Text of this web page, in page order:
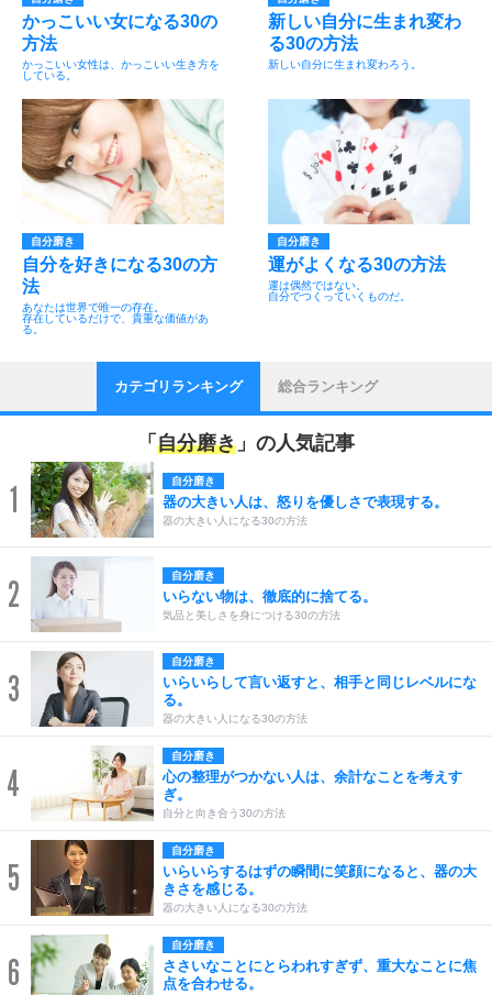
かっこいい女になる30の
方法
かっこいい女性は、かっこいい生き方を
している。
新しい自分に生まれ変わ
る30の方法
新しい自分に生まれ変わろう。
自分磨き
自分を好きになる30の方
法
あなたは世界で唯一の存在。
存在しているだけで、貴重な価値があ
る。
自分磨き
運がよくなる30の方法
運は偶然ではない。
自分でつくっていくものだ。
カテゴリランキング 総合ランキング
「 自分磨き 」の人気記事
1 自分磨き
器の大きい人は、怒りを優しさで表現する。
器の大きい人になる30の方法
2 自分磨き
いらない物は、徹底的に捨てる。
気品と美しさを身につける30の方法
3
自分磨き
いらいらして言い返すと、相手と同じレベルにな
る。
器の大きい人になる30の方法
4
自分磨き
心の整理がつかない人は、余計なことを考えす
ぎ。
自分と向き合う30の方法
5
自分磨き
いらいらするはずの瞬間に笑顔になると、器の大
きさを感じる。
器の大きい人になる30の方法
6
自分磨き
ささいなことにとらわれすぎず、重大なことに焦
点を合わせる。